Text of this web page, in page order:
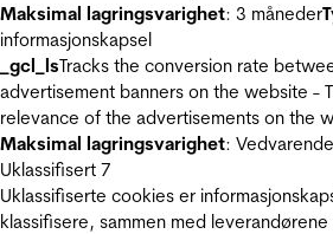
Maksimal lagringsvarighet: 3 måneder
informasjonskapsel
_gcl_lsTracks the conversion rate
advertisement banners on the website -
relevance of the advertisements on the
Maksimal lagringsvarighet: Vedvarende
Uklassifisert 7
Uklassifiserte cookies er
klassifisere, sammen med